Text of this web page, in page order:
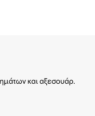
και αξεσουάρ.